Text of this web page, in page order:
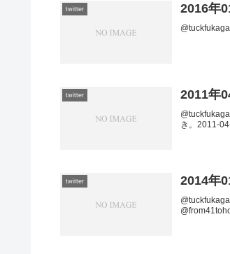
twitter 2016年
twitter 2011年
き。2011-
twitter 2014年